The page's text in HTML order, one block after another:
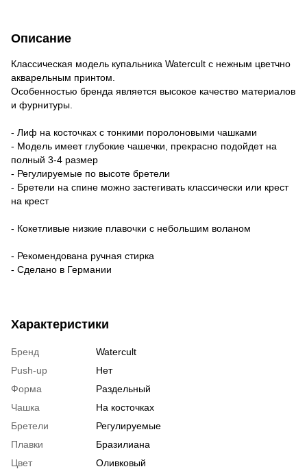
Описание
Классическая модель купальника Watercult с нежным цветчно
акварельным принтом.
Особенностью бренда является высокое качество материалов
и фурнитуры.
- Лиф на косточках с тонкими поролоновыми чашками
- Модель имеет глубокие чашечки, прекрасно подойдет на
полный 3-4 размер
- Регулируемые по высоте бретели
- Бретели на спине можно застегивать классически или крест
на крест
- Кокетливые низкие плавочки с небольшим воланом
- Рекомендована ручная стирка
- Сделано в Германии
Характеристики
Бренд
Watercult
Push-up
Нет
Форма
Раздельный
Чашка
На косточках
Бретели
Регулируемые
Плавки
Бразилиана
Цвет
Оливковый